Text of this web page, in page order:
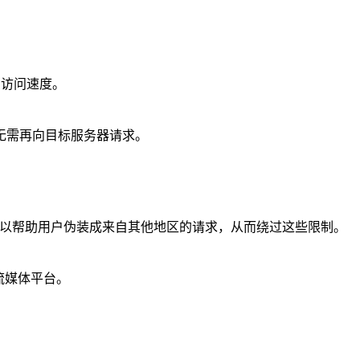
问速度。
再向目标服务器请求。
助用户伪装成来自其他地区的请求，从而绕过这些限制。
体平台。